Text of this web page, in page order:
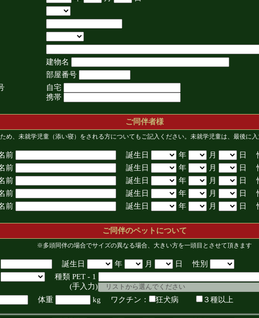
建物名
部屋番号
自宅
携帯
ご同伴者様
め、未就学児童（添い寝）をされる方についてもご記入ください。未就学児童は、最後に入
前 誕生日 年 月
日
前
誕生日 年 月
日
前
誕生日 年 月
日
前
誕生日 年 月
日
前
誕生日 年 月 日
ご同伴のペットについて
※多頭同伴の場合でサイズの異なる場合、大きい方を一頭目とさせて頂きます
誕生日 年 月
日 性別
種類 PET - 1
入力)
体重 kg ワクチン： 狂犬病 ３種以上